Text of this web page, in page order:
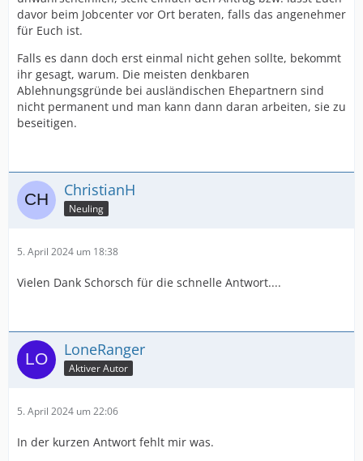
davor beim Jobcenter vor Ort beraten, falls das angenehmer
für Euch ist.
Falls es dann doch erst einmal nicht gehen sollte, bekommt
ihr gesagt, warum. Die meisten denkbaren
Ablehnungsgründe bei ausländischen Ehepartnern sind
nicht permanent und man kann dann daran arbeiten, sie zu
beseitigen.
ChristianH
Neuling
5. April 2024 um 18:38
Vielen Dank Schorsch für die schnelle Antwort....
LoneRanger
Aktiver Autor
5. April 2024 um 22:06
In der kurzen Antwort fehlt mir was.